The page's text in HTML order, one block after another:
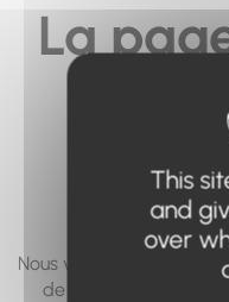
La
vous
Nous vous invitons à
de page, ou à utiliser
This
and
over